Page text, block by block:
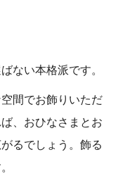
ない本格派です。
間でお飾りいただ
、おひなさまとお
るでしょう。飾る